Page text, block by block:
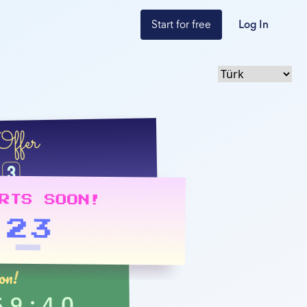
Start for free Log In